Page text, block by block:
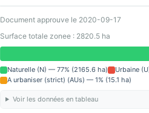
Document approuve le 2020-09-17
Surface totale zonee : 2820.5 ha
Naturelle (N) — 77% (2165.6 ha) Urbaine
A urbaniser (strict) (AUs) — 1% (15.1 ha)
Voir les données en tableau